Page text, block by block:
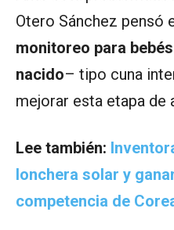
Otero Sánchez pensó
monitoreo para
nacido– tipo cuna
mejorar esta etapa de
Lee también:
lonchera solar y
competencia de